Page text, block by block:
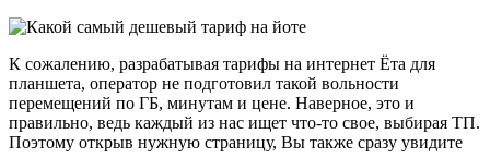
К сожалению, разрабатывая тарифы на интернет Ёта для
планшета, оператор не подготовил такой вольности
перемещений по ГБ, минутам и цене. Наверное, это и
правильно, ведь каждый из нас ищет что-то свое, выбирая ТП.
Поэтому открыв нужную страницу, Вы также сразу увидите